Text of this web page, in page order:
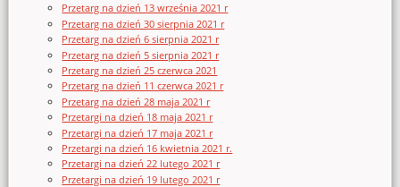
Przetarg na dzień 13 września 2021 r
Przetarg na dzień 30 sierpnia 2021 r
Przetarg na dzień 6 sierpnia 2021 r
Przetarg na dzień 5 sierpnia 2021 r
Przetarg na dzień 25 czerwca 2021
Przetarg na dzień 11 czerwca 2021 r
Przetarg na dzień 28 maja 2021 r
Przetargi na dzień 18 maja 2021 r
Przetargi na dzień 17 maja 2021 r
Przetargi na dzień 16 kwietnia 2021 r.
Przetargi na dzień 22 lutego 2021 r
Przetargi na dzień 19 lutego 2021 r